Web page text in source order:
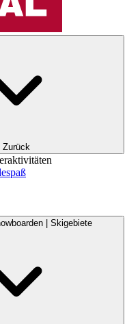
Zurück
| Skigebiete